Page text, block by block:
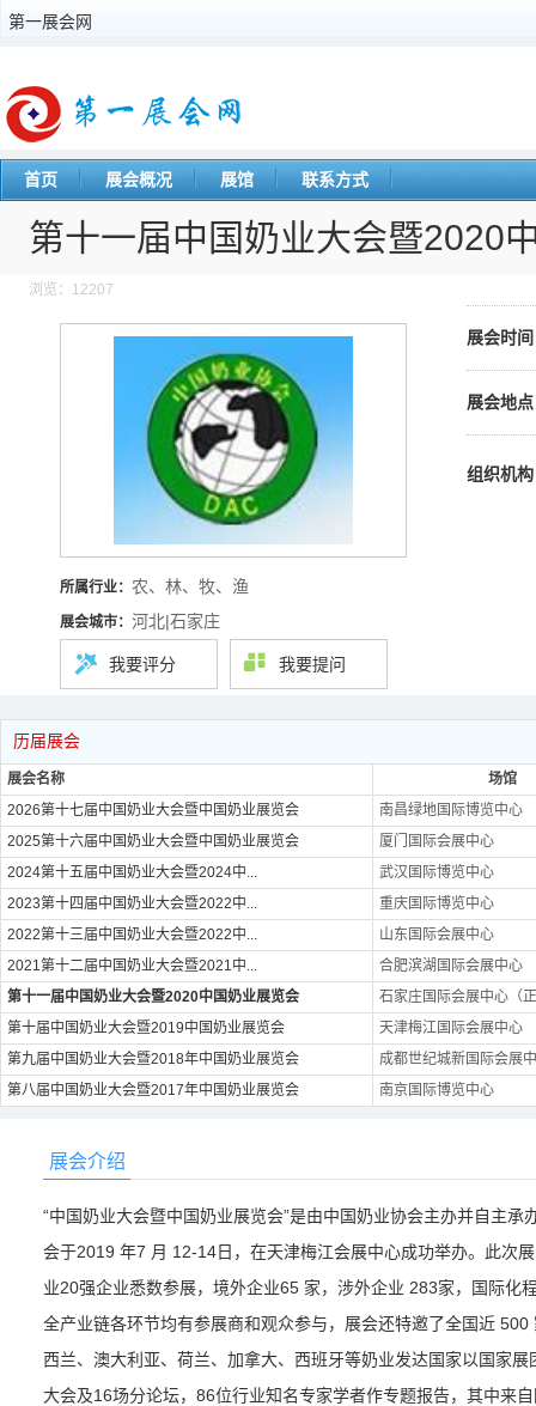
第一展会网
首页 展会概况 展馆 联系方式
第十一届中国奶业大会暨2020
浏览：12207
展会时
展会地
组织机构
所属行业： 农、林、牧、渔
展会城市： 河北|石家庄
我要评分 我要提问
历届展会
展会名称
场馆
2026第十七届中国奶业大会暨中国奶业展览会
南昌绿地国际博览中心
2025第十六届中国奶业大会暨中国奶业展览会
厦门国际会展中心
2024第十五届中国奶业大会暨2024中...
武汉国际博览中心
2023第十四届中国奶业大会暨2022中...
重庆国际博览中心
2022第十三届中国奶业大会暨2022中...
山东国际会展中心
2021第十二届中国奶业大会暨2021中...
合肥滨湖国际会展中心
第十一届中国奶业大会暨2020中国奶业展览会
石家庄国际会展中心（
第十届中国奶业大会暨2019中国奶业展览会
天津梅江国际会展中心
第九届中国奶业大会暨2018年中国奶业展览会
成都世纪城新国际会展
第八届中国奶业大会暨2017年中国奶业展览会
南京国际博览中心
展会介绍
“中国奶业大会暨中国奶业展览会”是由中国奶业协会主办并自主
会于2019 年7 月 12-14日，在天津梅江会展中心成功举办。此次
业20强企业悉数参展，境外企业65 家，涉外企业 283家，国际化
全产业链各环节均有参展商和观众参与，展会还特邀了全国近
西兰、澳大利亚、荷兰、加拿大、西班牙等奶业发达国家以国家
大会及16场分论坛，86位行业知名专家学者作专题报告，其中来